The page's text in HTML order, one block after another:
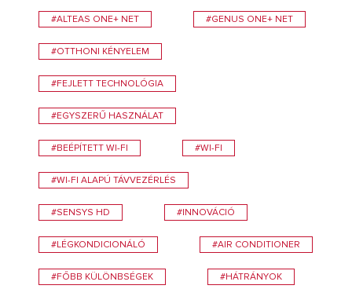
#ALTEAS ONE+ NET #GENUS ONE+ NET
#OTTHONI KÉNYELEM
#FEJLETT TECHNOLÓGIA
#EGYSZERŰ HASZNÁLAT
#BEÉPÍTETT WI-FI #WI-FI
#WI-FI ALAPÚ TÁVVEZÉRLÉS
#SENSYS HD #INNOVÁCIÓ
#LÉGKONDICIONÁLÓ #AIR CONDITIONER
#FŐBB KÜLÖNBSÉGEK #HÁTRÁNYOK